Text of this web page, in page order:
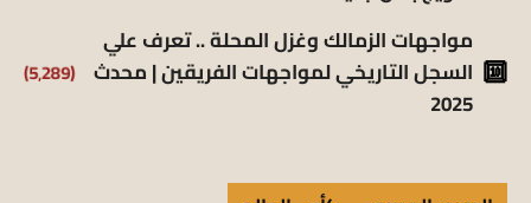
مواجهات الزمالك وغزل المحلة .. تعرف علي
السجل التاريخي لمواجهات الفريقين | محدث
2025
(5٬289)